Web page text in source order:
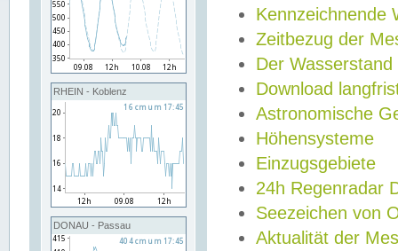
RHEIN - Koblenz
DONAU - Passau
Kennzeichnende
Zeitbezug der
Der Wasserstand
Download
Astronomische
Höhensysteme
Einzugsgebiete
24h Regenradar
Seezeichen von
Aktualität der